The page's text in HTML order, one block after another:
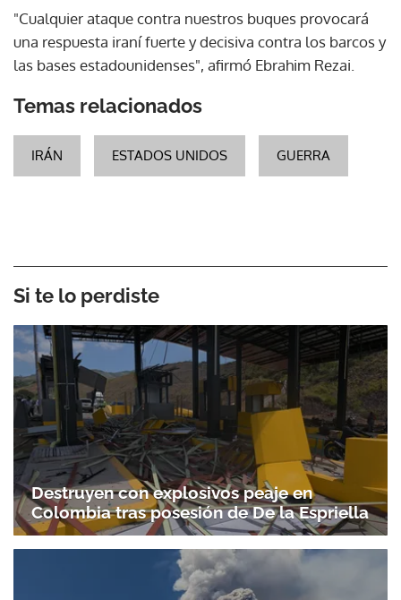
"Cualquier ataque contra nuestros buques provocará
una respuesta iraní fuerte y decisiva contra los barcos y
las bases estadounidenses", afirmó Ebrahim Rezai.
Temas relacionados
IRÁN ESTADOS UNIDOS GUERRA
Si te lo perdiste
Destruyen con explosivos peaje en
Colombia tras posesión de De la Espriella